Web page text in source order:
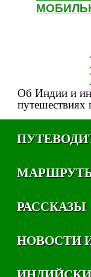
Об Индии и
путешествиях
РАССКАЗЫ
НОВОСТИ